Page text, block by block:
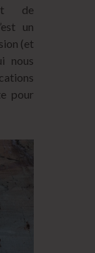
de
un
(et
nous
pour